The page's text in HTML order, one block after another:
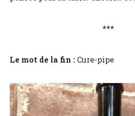
***
Le mot de la fin : Cure-pipe